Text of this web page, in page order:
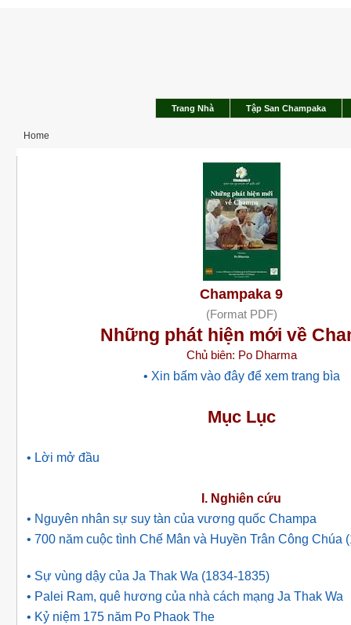
Trang Nhà Tập San Champaka
Home
Champaka 9
(Format PDF)
Những phát hiện mới về
Chủ biên: Po Dharma
• Xin bấm vào đây để xem trang bìa
Mục Lục
• Lời mở đầu
I. Nghiên cứu
• Nguyên nhân sự suy tàn của vương quốc Champa
• 700 năm cuộc tình Chế Mân và Huyền Trân Công Chúa
• Sự vùng dậy của Ja Thak Wa (1834-1835)
• Palei Ram, quê hương của nhà cách mạng Ja Thak Wa
• Kỷ niệm 175 năm Po Phaok The